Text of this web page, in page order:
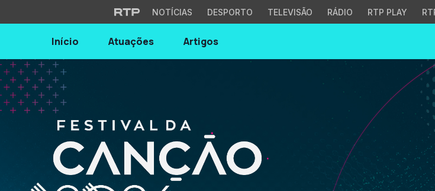
NOTÍCIAS DESPORTO TELEVISÃO RÁDIO RTP PLAY
Início Atuações Artigos